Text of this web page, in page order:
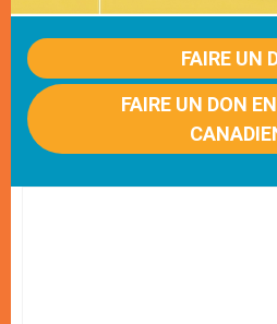
FAIRE UN
FAIRE UN DON